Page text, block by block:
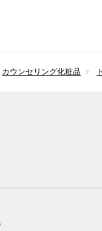
カウンセリング化粧品